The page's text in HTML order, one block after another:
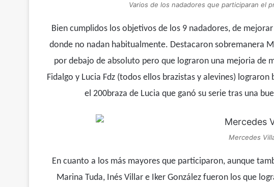
Varios de los nadadores que participaran el
Bien cumplidos los objetivos de los 9 nadadores, de
donde no nadan habitualmente. Destacaron sobremanera
por debajo de absoluto pero que lograron una mejoria de
Fidalgo y Lucia Fdz (todos ellos brazistas y alevines)
el 200braza de Lucia que ganó su serie tras una
Mercedes
En cuanto a los más mayores que participaron, aunque
Marina Tuda, Inés Villar e Iker González fueron los que